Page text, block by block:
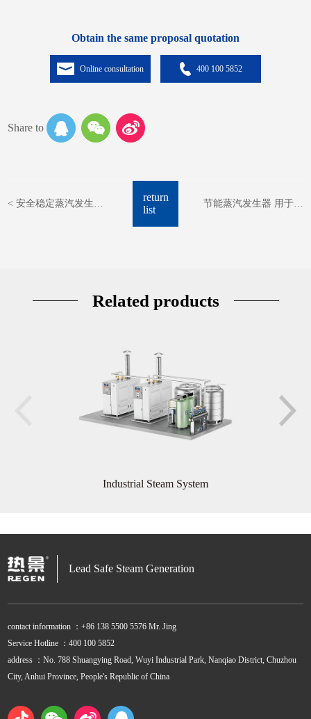
Obtain the same proposal quotation
Online consultation 400 100 5852
Share to
< 安全稳定蒸汽发生器
return
list
节能蒸汽发生器 用于预
Related products
Industrial Steam System
Lead Safe Steam Generation
contact information ：+86 138 5500 5576 Mr. Jing
Service Hotline ：400 100 5852
address ：No. 788 Shuangying Road, Wuyi Industrial Park, Nanqiao District, Chuzhou
City, Anhui Province, People's Republic of China